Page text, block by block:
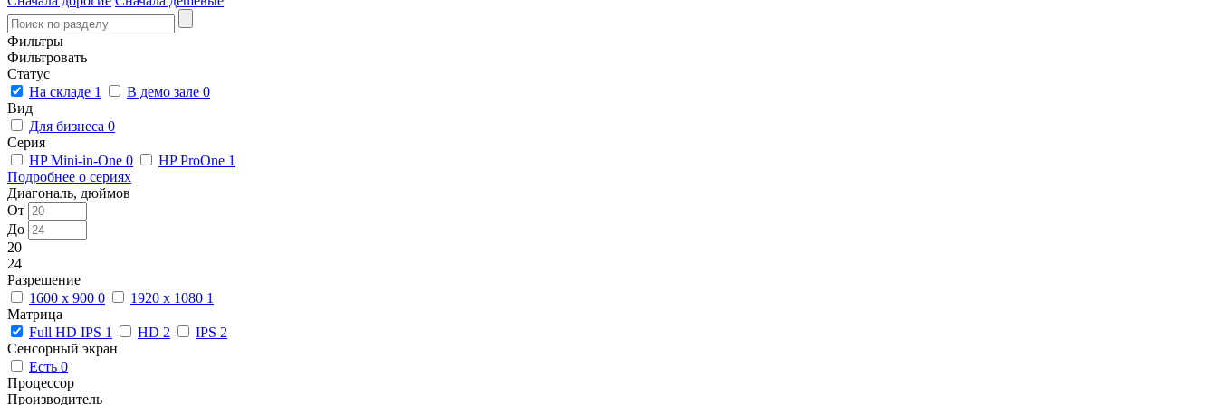
Фильтры
Фильтровать
Статус
На складе 1 В демо зале 0
Вид
Для бизнеса 0
Серия
HP Mini-in-One 0 HP ProOne 1
Подробнее о сериях
Диагональ, дюймов
От
До
20
24
Разрешение
1600 x 900 0 1920 x 1080 1
Матрица
Full HD IPS 1 HD 2 IPS 2
Сенсорный экран
Есть 0
Процессор
Производитель